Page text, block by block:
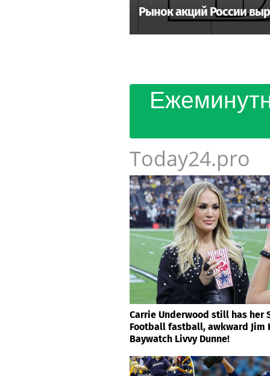
Рынок акций России
Today24.pro
Carrie Underwood still has her
Football fastball, awkward Jim
Baywatch Livvy Dunne!